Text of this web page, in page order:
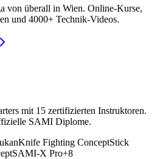
von überall in Wien. Online-Kurse,
und 4000+ Technik-Videos.
mit 15 zertifizierten Instruktoren.
SAMI Diplome.
Knife Fighting ConceptStick
SAMI-X Pro+8